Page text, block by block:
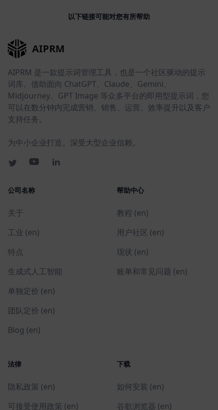
以下链接可能对您有所帮助
AIPRM
AIPRM 是一款提示词管理工具，也是一个社区驱动的提示
词库。借助面向 ChatGPT、Claude、Gemini、
Midjourney、GPT Image 等众多平台的即用型提示词，您
可以在数分钟内完成营销、销售、运营、效率提升以及客户
支持任务。
为中小企业打造。深受大型企业信赖。
公司名称
关于
工业 (en)
特点
生成式人工智能
单独定价 (en)
团队定价 (en)
Blog (en)
帮助中心
教程 (en)
用户社区 (en)
现状 (en)
账单和常见问题 (en)
法律
隐私政策 (en)
可接受使用政策 (en)
下载
如何安装 (en)
谷歌浏览器 (en)